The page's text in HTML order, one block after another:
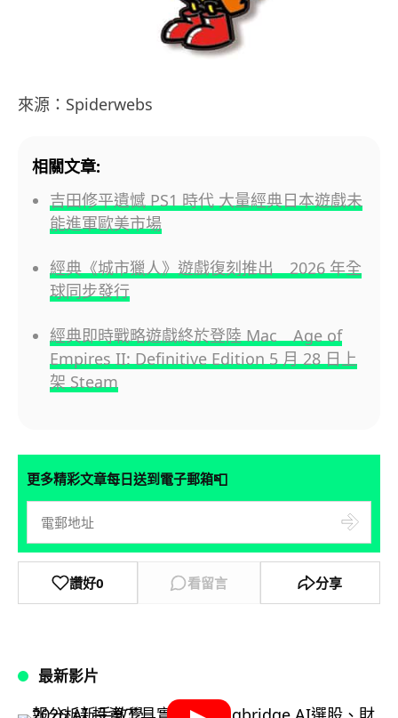
來源：Spiderwebs
相關文章:
吉田修平遺憾 PS1 時代 大量經典日本遊戲未
能進軍歐美市場
經典《城市獵人》遊戲復刻推出 2026 年全
球同步發行
經典即時戰略遊戲終於登陸 Mac Age of
Empires II: Definitive Edition 5 月 28 日上
架 Steam
更多精彩文章每日送到電子郵箱📮
讚好0 看留言 分享
最新影片